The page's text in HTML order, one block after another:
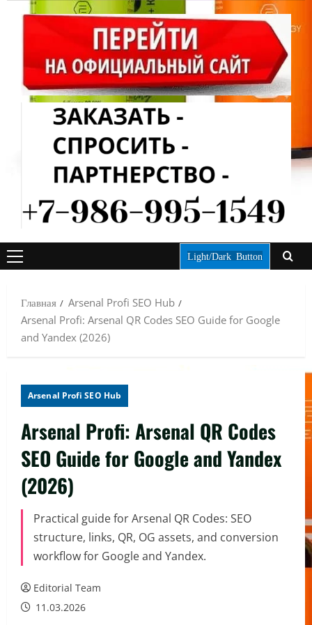
ОСНОВНОЕ
Light/Dark Button
Главная
Arsenal Profi SEO Hub
Arsenal Profi: Arsenal QR Codes SEO Guide for Google
and Yandex (2026)
Arsenal Profi SEO Hub
Arsenal Profi: Arsenal QR Codes
SEO Guide for Google and Yandex
(2026)
Practical guide for Arsenal QR Codes: SEO
structure, links, QR, OG assets, and conversion
workflow for Google and Yandex.
Editorial Team
11.03.2026